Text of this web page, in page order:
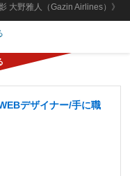
影 大野雅人（Gazin Airlines）》
デザイナー/手に職